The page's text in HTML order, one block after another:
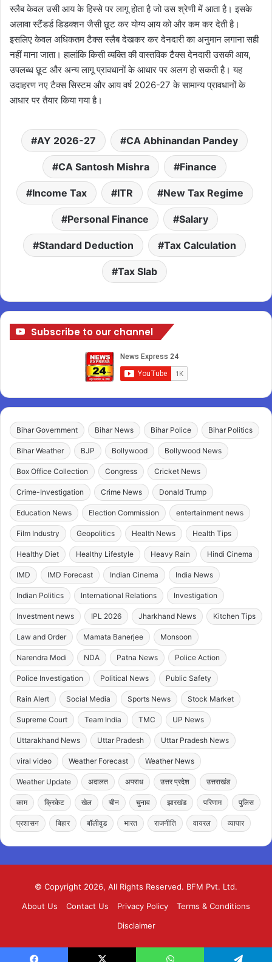
स्लैब केवल उसी आय के हिस्से पर लागू होता है जो उस श्रेणी में आता है। इसके
अलावा स्टैंडर्ड डिडक्शन जैसी छूट कर योग्य आय को और कम कर देती है।
इसलिए केवल अधिकतम टैक्स स्लैब देखकर कर देनदारी का अनुमान लगाना सही
नहीं माना जाता। हालांकि किसी व्यक्ति की वास्तविक टैक्स देनदारी उसकी आय,
उपलब्ध छूट और अन्य लागू प्रावधानों के आधार पर अलग हो सकती है। यह
उदाहरण नए टैक्स सिस्टम और आय वर्ष 2026-27 के सामान्य प्रावधानों के
आधार पर तैयार किया गया है।
AY 2026-27 CA Abhinandan Pandey
CA Santosh Mishra Finance
Income Tax ITR New Tax Regime
Personal Finance Salary
Standard Deduction Tax Calculation
Tax Slab
Subscribe to our channel
Bihar Government Bihar News Bihar Police Bihar Politics
Bihar Weather BJP Bollywood Bollywood News
Box Office Collection Congress Cricket News
Crime-Investigation Crime News Donald Trump
Education News Election Commission entertainment news
Film Industry Geopolitics Health News Health Tips
Healthy Diet Healthy Lifestyle Heavy Rain Hindi Cinema
IMD IMD Forecast Indian Cinema India News
Indian Politics International Relations Investigation
Investment news IPL 2026 Jharkhand News Kitchen Tips
Law and Order Mamata Banerjee Monsoon
Narendra Modi NDA Patna News Police Action
Police Investigation Political News Public Safety
Rain Alert Social Media Sports News Stock Market
Supreme Court Team India TMC UP News
Uttarakhand News Uttar Pradesh Uttar Pradesh News
viral video Weather Forecast Weather News
Weather Update अदालत अपराध उत्तर प्रदेश उत्तराखंड
काम क्रिकेट खेल चीन चुनाव झारखंड परिणाम पुलिस
प्रशासन बिहार बॉलीवुड भारत राजनीति वायरल व्यापार
© Copyright 2026, All Rights Reserved. BFM Pvt. Ltd.
About Us
Contact Us Privacy Policy
Terms & Conditions
Disclaimer